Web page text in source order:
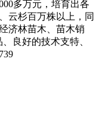
多万元，培育出各
云杉百万株以上，同
济林苗木、苗木销
良好的技术支特、